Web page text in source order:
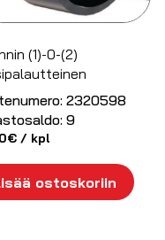
(1)-0-(2)
2320598
9
€ / kpl
ostoskoriin